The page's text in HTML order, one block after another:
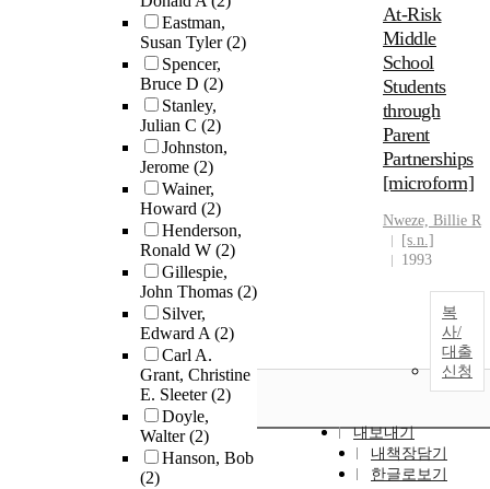
Eastman,
Susan Tyler(2)
Spencer,
Bruce D (2)
Stanley,
Julian C (2)
Johnston,
Jerome (2)
Wainer,
Howard (2)
Henderson,
Ronald W (2)
Gillespie,
John Thomas (2)
Silver,
Edward A(2)
Carl A.
Grant, Christine
E. Sleeter(2)
Doyle,
Walter(2)
Hanson, Bob
(2)
At-Risk
Middle
School
Students
through
Parent
Partnerships
[microform]
Nweze, Billie R
[s.n.]
1993
복
사/
대출
신청
내보내기
내책장담기
한글로보기